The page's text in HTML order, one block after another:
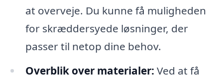
at overveje. Du kunne få muligheden
for skræddersyede løsninger, der
passer til netop dine behov.
Overblik over materialer: Ved at få